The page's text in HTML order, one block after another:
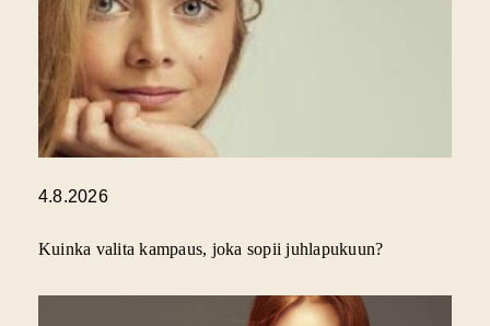
4.8.2026
Kuinka valita kampaus, joka sopii juhlapukuun?